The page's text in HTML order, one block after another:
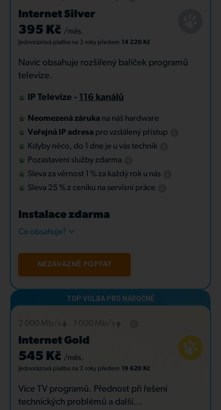
Internet Silver
395 Kč /měs.
Jednorázová platba na 3 roky předem 14 220 Kč
Navíc obsahuje rozšířený balíček programů
televize.
IP Televize - 116 kanálů
Neomezená záruka na náš hardware
Veřejná IP adresa pro vzdálený přístup
Kdyby něco, do 1 dne je u vás technik
Pozastavení služby zdarma
Sleva za věrnost 1 % za každý rok u nás
Sleva 25 % z ceníku na servisní práce
Instalace zdarma
Co obsahuje?
NEZÁVAZNĚ POPTAT
Internet Gold
545 Kč /měs.
Jednorázová platba na 3 roky předem 19 620 Kč
Více TV programů. Přednost při řešení
technických problémů a další...